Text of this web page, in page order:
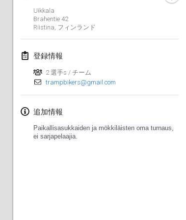
Uikkala
Brahentie 42
Riistina フィンランド
登録情報
2 選手s / チーム
trampbikers@gmail.com
追加情報
Paikallisasukkaiden ja mökkiläisten oma turnaus,
ei sarjapelaajia.
2019年2月
Kotka Mölkky Open Indoor
2019年2月2日
Lumi Mölkky
2019年2月9日|フィンランド
2019年2月9日|フランス